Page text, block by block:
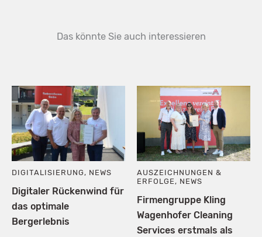
Das könnte Sie auch interessieren
DIGITALISIERUNG , NEWS
Digitaler Rückenwind für
das optimale
Bergerlebnis
AUSZEICHNUNGEN &
ERFOLGE, NEWS
Firmengruppe Kling
Wagenhofer Cleaning
Services erstmals als